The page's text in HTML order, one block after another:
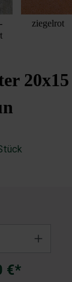
ziegelrot
20x15
€*